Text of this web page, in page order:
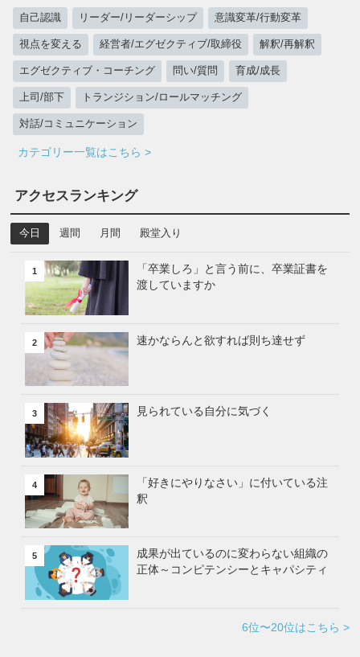
自己認識 リーダー/リーダーシップ 意識変革/行動変革
視点を変える 経営者/エグゼクティブ/取締役 解釈/再解釈
エグゼクティブ・コーチング 問い/質問 育成/成長
上司/部下 トランジション/ロールマッチング
対話/コミュニケーション
カテゴリー一覧はこちら >
アクセスランキング
今日 週間 月間 殿堂入り
1
「卒業しろ」と言う前に、卒業証書を
渡していますか
2 速かならんと欲すれば則ち達せず
3 見られている自分に気づく
4
「好きにやりなさい」に付いている注
釈
5
成果が出ているのに変わらない組織の
正体～コンピテンシーとキャパシティ
6位〜20位はこちら >